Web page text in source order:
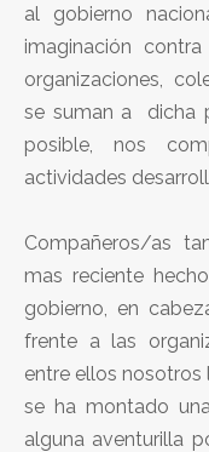
al gobierno
imaginación
organizaciones,
se suman a dicha
posible, nos
actividades
Compañeros/as
mas reciente
gobierno, en
frente a las
entre ellos nosotros
se ha montado
alguna aventurilla